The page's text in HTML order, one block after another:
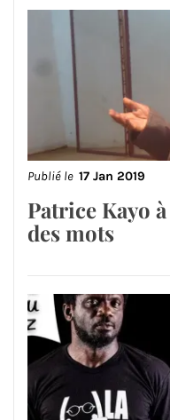
Publié le 17 Jan 2019
Patrice Kayo
des mots